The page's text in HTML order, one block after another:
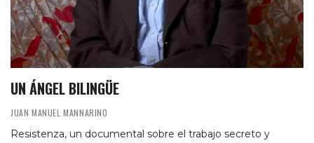
UN ÁNGEL BILINGÜE
JUAN MANUEL MANNARINO
Resistenza, un documental sobre el trabajo secreto y